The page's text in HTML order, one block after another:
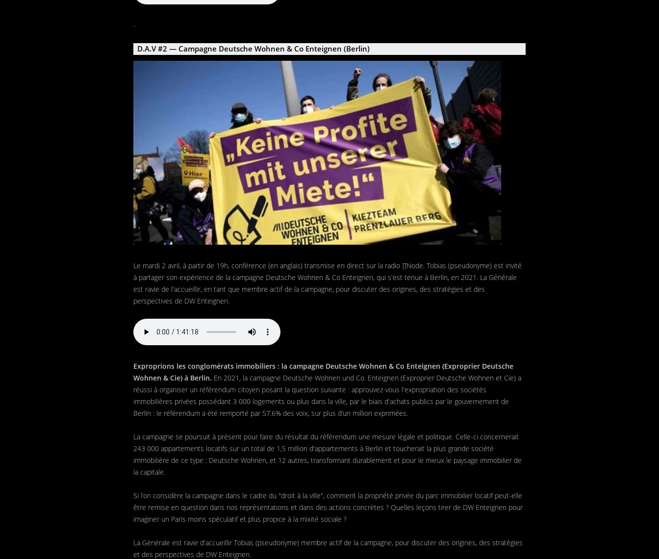
-
D.A.V #2 — Campagne Deutsche Wohnen & Co Enteignen (Berlin)
Le mardi 2 avril, à partir de 19h, conférence (en anglais) transmise en direct sur la radio ∏Node. Tobias (pseudonyme) est invité
à partager son expérience de la campagne Deutsche Wohnen & Co Enteignen, qui s'est tenue à Berlin, en 2021. La Générale
est ravie de l'accueillir, en tant que membre actif de la campagne, pour discuter des origines, des stratégies et des
perspectives de DW Enteignen.
Exproprions les conglomérats immobiliers : la campagne Deutsche Wohnen & Co Enteignen (Exproprier Deutsche
Wohnen & Cie) à Berlin. En 2021, la campagne Deutsche Wohnen und Co. Enteignen (Exproprier Deutsche Wohnen et Cie) a
réussi à organiser un référendum citoyen posant la question suivante : approuvez-vous l'expropriation des sociétés
immobilières privées possédant 3 000 logements ou plus dans la ville, par le biais d'achats publics par le gouvernement de
Berlin : le référendum a été remporté par 57.6% des voix, sur plus d’un million exprimées.
La campagne se poursuit à présent pour faire du résultat du référendum une mesure légale et politique. Celle-ci concernerait
243 000 appartements locatifs sur un total de 1,5 million d'appartements à Berlin et toucherait la plus grande société
immobilière de ce type : Deutsche Wohnen, et 12 autres, transformant durablement et pour le mieux le paysage immobilier de
la capitale.
Si l’on considère la campagne dans le cadre du "droit à la ville", comment la propriété privée du parc immobilier locatif peut-elle
être remise en question dans nos représentations et dans des actions concrètes ? Quelles leçons tirer de DW Enteignen pour
imaginer un Paris moins spéculatif et plus propice à la mixité sociale ?
La Générale est ravie d'accueillir Tobias (pseudonyme) membre actif de la campagne, pour discuter des origines, des stratégies
et des perspectives de DW Enteignen.